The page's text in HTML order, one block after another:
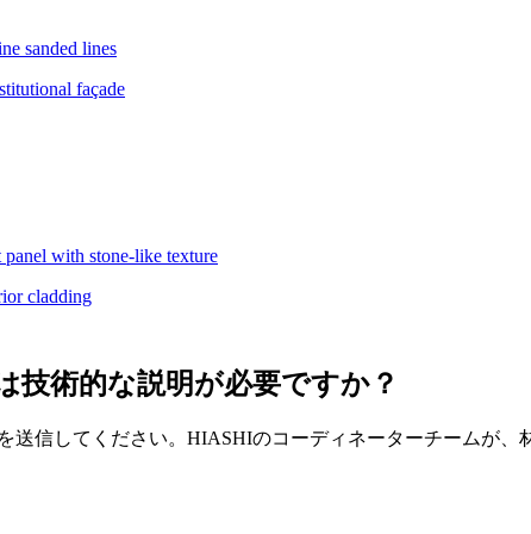
sanded lines
façade
with stone-like texture
cladding
技術的な説明が必要ですか？
送信してください。HIASHIのコーディネーターチームが